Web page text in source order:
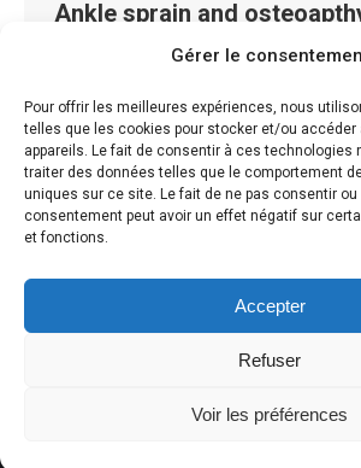
Gérer le
Pour offrir les meilleures expériences, nous
telles que les cookies pour stocker et/ou accéder
appareils. Le fait de consentir à ces technologies
traiter des données telles que le comportement
uniques sur ce site. Le fait de ne pas consentir ou
consentement peut avoir un effet négatif sur
et fonctions.
Accepter
Refuser
Voir les préférences
Ankle sprain and
Carl Teychené
Ankle sprain and osteopathy A bad
reception and that is an ankle sprain !
then silent, it becomes uncomfortable
Oedema, limp, difficulty to set foot
instability. There are the symptoms